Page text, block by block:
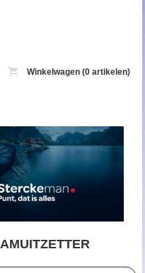
Winkelwagen (0 artikelen)